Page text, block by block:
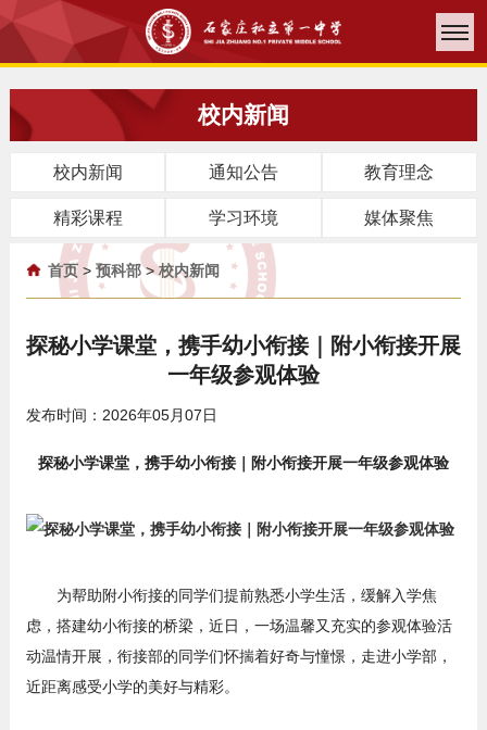
校内新闻
校内新闻 通知公告 教育理念
精彩课程 学习环境 媒体聚焦
首页> 预科部>校内新闻
探秘小学课堂，携手幼小衔接｜附小衔接开展
一年级参观体验
发布时间：2026年05月07日
探秘小学课堂，携手幼小衔接｜附小衔接开展一年级参观体验
为帮助附小衔接的同学们提前熟悉小学生活，缓解入学焦
虑，搭建幼小衔接的桥梁，近日，一场温馨又充实的参观体验活
动温情开展，衔接部的同学们怀揣着好奇与憧憬，走进小学部，
近距离感受小学的美好与精彩。